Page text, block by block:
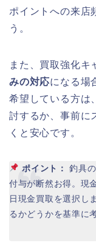
ポイントへの来店
う。
また、買取強化キ
みの対応になる場
希望している方は
討するか、事前に
くと安心です。
ポイント：
釣具
付与が断然お得。現
日現金買取を選択し
るかどうかを基準に